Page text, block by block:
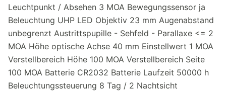
Leuchtpunkt / Absehen 3 MOA Bewegungssensor ja
Beleuchtung UHP LED Objektiv 23 mm Augenabstand
unbegrenzt Austrittspupille - Sehfeld - Parallaxe <= 2
MOA Höhe optische Achse 40 mm Einstellwert 1 MOA
Verstellbereich Höhe 100 MOA Verstellbereich Seite
100 MOA Batterie CR2032 Batterie Laufzeit 50000 h
Beleuchtungssteuerung 8 Tag / 2 Nachtsicht